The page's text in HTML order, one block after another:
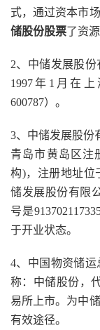
式，通过资本市
储股份股票了资
2、中储发展股
1997年1月在
600787）。
3、中储发展股份
青岛市黄岛区注
构)，注册地址位
储发展股份有限
号是
于开业状态。
4、中国物资储
称：中储股份，
易所上市。为中
有效途径。